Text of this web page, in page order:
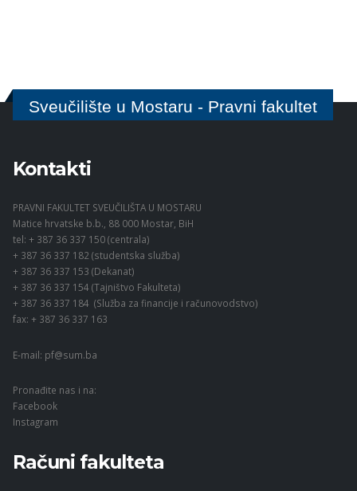
Sveučilište u Mostaru - Pravni fakultet
Kontakti
PRAVNI FAKULTET SVEUČILIŠTA U MOSTARU
Matice hrvatske b.b., 88 000 Mostar, BiH
tel: + 387 36 337 150 (centrala)
+ 387 36 337 182 (studentska služba)
+ 387 36 337 153 (Dekanat)
+ 387 36 337 154 (Tajništvo Fakulteta)
+ 387 36 337 184 (Služba za financije i računovodstvo)
fax: + 387 36 337 163
E-mail: pf@sum.ba
Pronađite nas i na:
Facebook
Instagram
Računi fakulteta